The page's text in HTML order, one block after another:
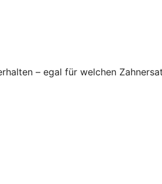
– egal für welchen